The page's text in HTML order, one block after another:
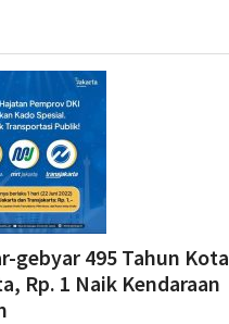
gebyar 495 Tahun Kota
Rp. 1 Naik Kendaraan